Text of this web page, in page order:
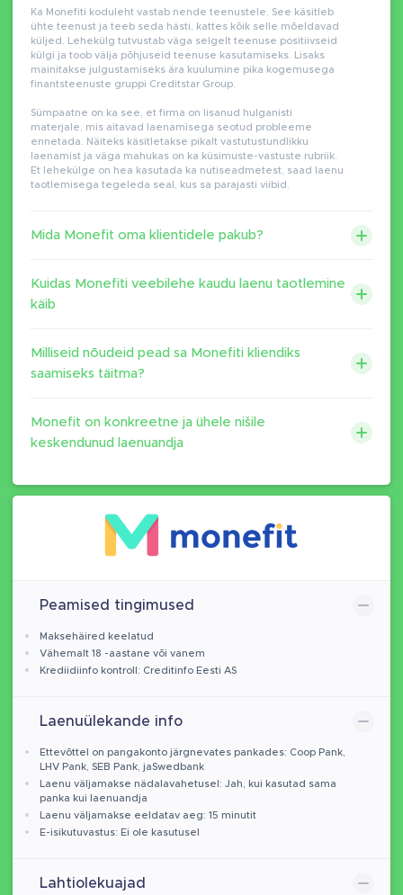
Ka Monefiti koduleht vastab nende teenustele. See käsitleb
ühte teenust ja teeb seda hästi, kattes kõik selle mõeldavad
küljed. Lehekülg tutvustab väga selgelt teenuse positiivseid
külgi ja toob välja põhjuseid teenuse kasutamiseks. Lisaks
mainitakse julgustamiseks ära kuulumine pika kogemusega
finantsteenuste gruppi Creditstar Group.
Sümpaatne on ka see, et firma on lisanud hulganisti
materjale, mis aitavad laenamisega seotud probleeme
ennetada. Näiteks käsitletakse pikalt vastutustundlikku
laenamist ja väga mahukas on ka küsimuste-vastuste rubriik.
Et lehekülge on hea kasutada ka nutiseadmetest, saad laenu
taotlemisega tegeleda seal, kus sa parajasti viibid.
Mida Monefit oma klientidele pakub?
Kuidas Monefiti veebilehe kaudu laenu taotlemine
käib
Milliseid nõudeid pead sa Monefiti kliendiks
saamiseks täitma?
Monefit on konkreetne ja ühele nišile
keskendunud laenuandja
Peamised tingimused
Maksehäired keelatud
Vähemalt 18 -aastane või vanem
Krediidiinfo kontroll: Creditinfo Eesti AS
Laenuülekande info
Ettevõttel on pangakonto järgnevates pankades: Coop Pank,
LHV Pank, SEB Pank, jaSwedbank
Laenu väljamakse nädalavahetusel: Jah, kui kasutad sama
panka kui laenuandja
Laenu väljamakse eeldatav aeg: 15 minutit
E-isikutuvastus: Ei ole kasutusel
Lahtiolekuajad